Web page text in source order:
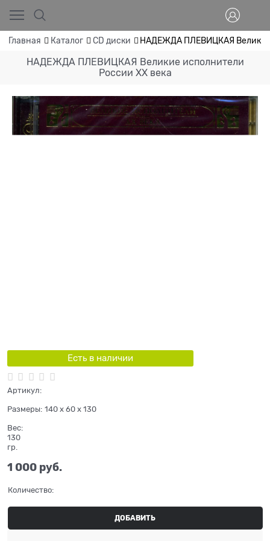
Главная Каталог CD диски НАДЕЖДА ПЛЕВИЦКАЯ Великие
НАДЕЖДА ПЛЕВИЦКАЯ Великие исполнители
России ХХ века
Есть в наличии
Артикул:
Размеры: 140 x 60 x 130
Вес:
130
гр.
1 000 руб.
Количество:
ДОБАВИТЬ